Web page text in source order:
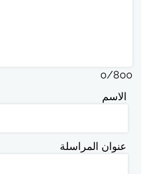
0/800
الاسم
عنوان المراسلة